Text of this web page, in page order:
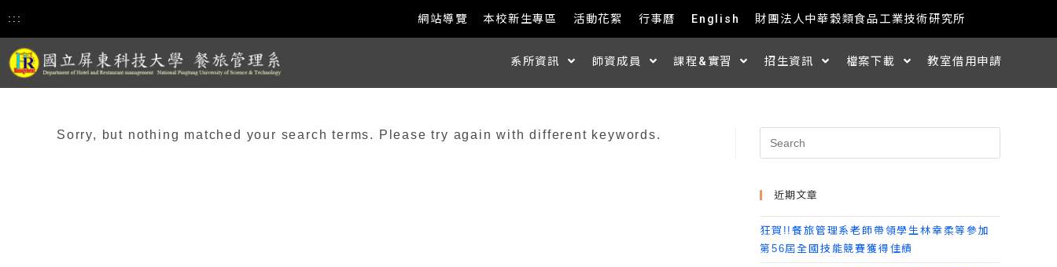
::: 網站導覽 本校新生專區 活動花絮 行事曆 English 財團法人中華穀類食品工業技術研究所
系所資訊 師資成員 課程&實習 招生資訊 檔案下載 教室借用申請
Sorry, but nothing matched your search terms. Please try again with different keywords.
近期文章
狂賀!!餐旅管理系老師帶領學生林幸柔等參加
第56屆全國技能競賽獲得佳績